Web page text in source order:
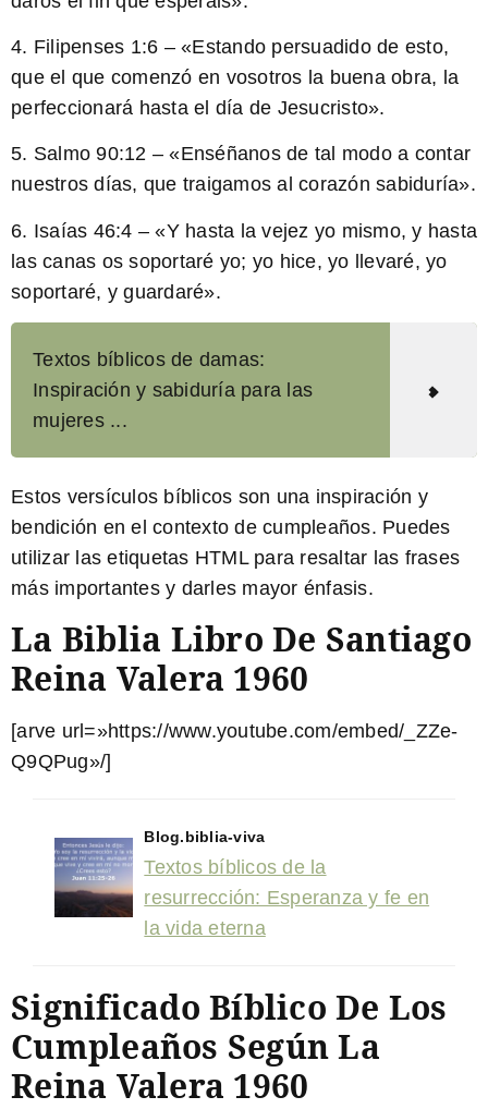
4. Filipenses 1:6 – «Estando persuadido de esto,
que el que comenzó en vosotros la buena obra, la
perfeccionará hasta el día de Jesucristo».
5. Salmo 90:12 – «Enséñanos de tal modo a contar
nuestros días, que traigamos al corazón sabiduría».
6. Isaías 46:4 – «Y hasta la vejez yo mismo, y hasta
las canas os soportaré yo; yo hice, yo llevaré, yo
soportaré, y guardaré».
Textos bíblicos de damas:
Inspiración y sabiduría para las
mujeres ...
Estos versículos bíblicos son una inspiración y
bendición en el contexto de cumpleaños. Puedes
utilizar las etiquetas HTML para resaltar las frases
más importantes y darles mayor énfasis.
La Biblia Libro De Santiago
Reina Valera 1960
[arve url=»https://www.youtube.com/embed/_ZZe-
Q9QPug»/]
Blog.biblia-viva
Textos bíblicos de la
resurrección: Esperanza y fe en
la vida eterna
Significado Bíblico De Los
Cumpleaños Según La
Reina Valera 1960